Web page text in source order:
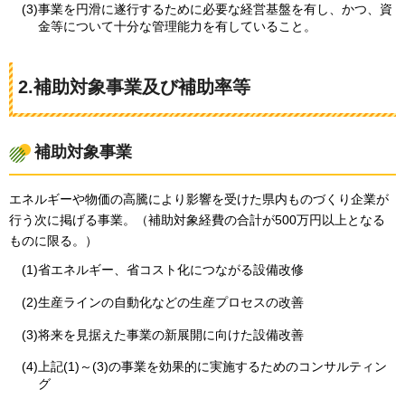
(3)事業を円滑に遂行するために必要な経営基盤を有し、かつ、資
金等について十分な管理能力を有していること。
2.補助対象事業及び補助率等
補助対象事業
エネルギーや物価の高騰により影響を受けた県内ものづくり企業が
行う次に掲げる事業。（補助対象経費の合計が500万円以上となる
ものに限る。）
(1)省エネルギー、省コスト化につながる設備改修
(2)生産ラインの自動化などの生産プロセスの改善
(3)将来を見据えた事業の新展開に向けた設備改善
(4)上記(1)～(3)の事業を効果的に実施するためのコンサルティン
グ